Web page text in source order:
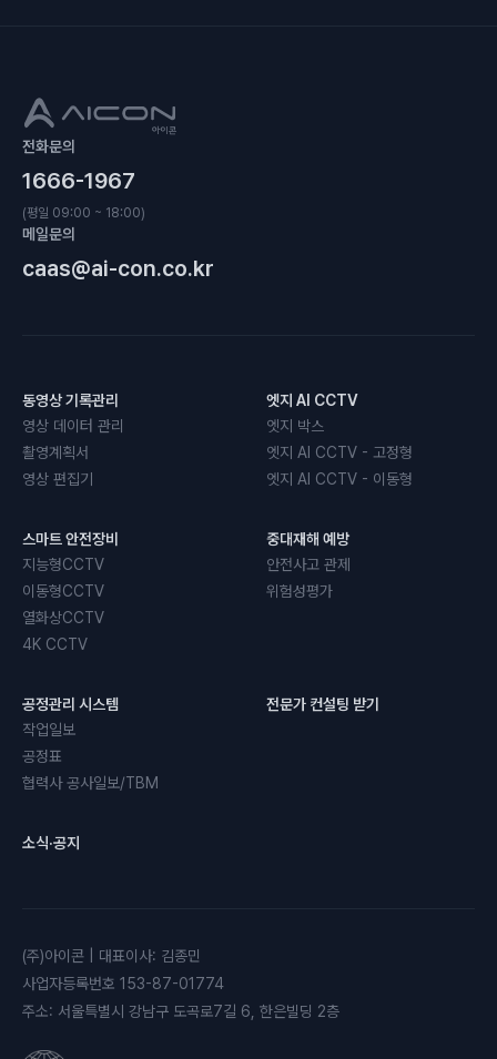
전화문의
1666-1967
(평일 09:00 ~ 18:00)
메일문의
caas@ai-con.co.kr
동영상 기록관리
영상 데이터 관리
촬영계획서
영상 편집기
엣지 AI CCTV
엣지 박스
엣지 AI CCTV - 고정형
엣지 AI CCTV - 이동형
스마트 안전장비
지능형CCTV
이동형CCTV
열화상CCTV
4K CCTV
중대재해 예방
안전사고 관제
위험성평가
공정관리 시스템
작업일보
공정표
협력사 공사일보/TBM
전문가 컨설팅 받기
소식·공지
(주)아이콘 대표이사: 김종민
사업자등록번호 153-87-01774
주소: 서울특별시 강남구 도곡로7길 6, 한은빌딩 2층